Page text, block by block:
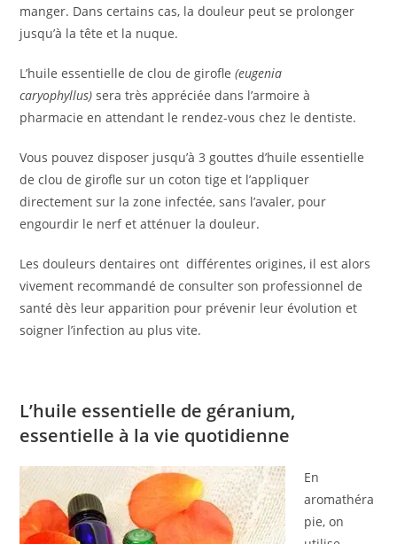
manger. Dans certains cas, la douleur peut se prolonger
jusqu’à la tête et la nuque.
L’huile essentielle de clou de girofle (eugenia
caryophyllus)sera très appréciée dans l’armoire à
pharmacie en attendant le rendez-vous chez le dentiste.
Vous pouvez disposer jusqu’à 3 gouttes d’huile essentielle
de clou de girofle sur un coton tige et l’appliquer
directement sur la zone infectée, sans l’avaler, pour
engourdir le nerf et atténuer la douleur.
Les douleurs dentaires ont différentes origines, il est alors
vivement recommandé de consulter son professionnel de
santé dès leur apparition pour prévenir leur évolution et
soigner l’infection au plus vite.
L’huile essentielle de géranium,
essentielle à la vie quotidienne
En
aromathéra
pie, on